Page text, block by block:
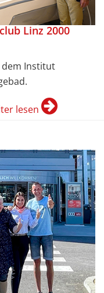
Linz 2000
dem Institut
lesen